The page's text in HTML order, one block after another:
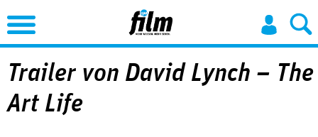
Jump to Navigation
Trailer von David Lynch – The
Art Life